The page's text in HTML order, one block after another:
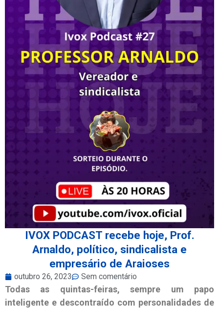
IVOX PODCAST recebe hoje, Prof.
Arnaldo, político, sindicalista e
empresário de Araioses
outubro 26, 2023 Sem comentário
Todas as quintas-feiras, sempre um papo
inteligente e descontraído com personalidades de